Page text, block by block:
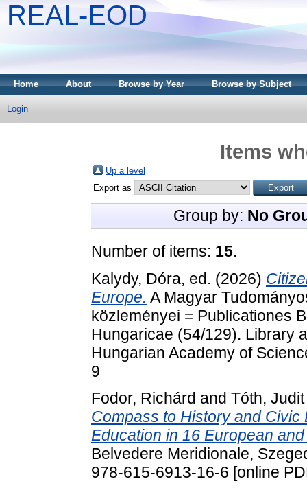
REAL-EOD
Home About Browse by Year Browse by Subject
Login
Items
Up a level
Export as
Group by: No
Number of items: 15.
Kalydy, Dóra, ed. (2026)
Europe. A Magyar
közleményei = Publicationes
Hungaricae (54/129). Library
Hungarian Academy of
9
Fodor, Richárd and Tóth, Judit
Compass to History and
Education in 16 European
Belvedere Meridionale,
978-615-6913-16-6 [online